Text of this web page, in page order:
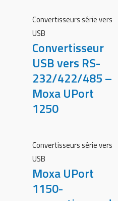
Convertisseurs série vers
USB
Convertisseur
USB vers RS-
232/422/485 –
Moxa UPort
1250
Convertisseurs série vers
USB
Moxa UPort
1150-